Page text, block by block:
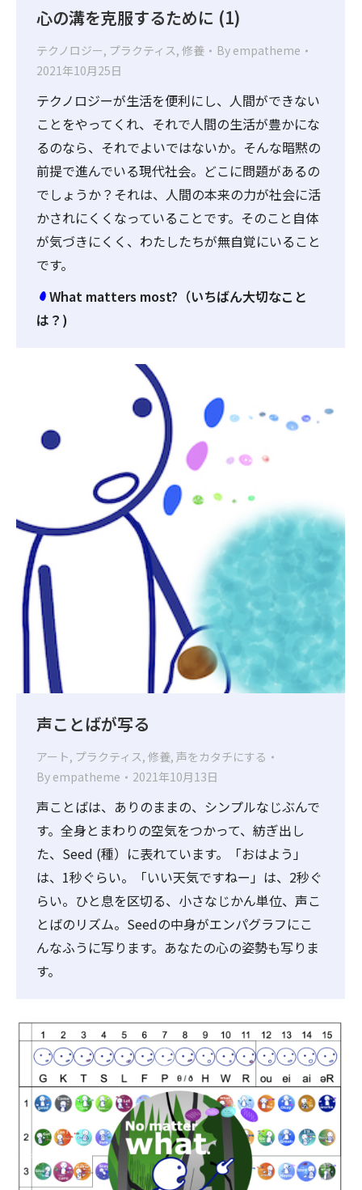
心の溝を克服するために (1)
テクノロジー, プラクティス, 修養 By empatheme
2021年10月25日
テクノロジーが生活を便利にし、人間ができない
ことをやってくれ、それで人間の生活が豊かにな
るのなら、それでよいではないか。そんな暗黙の
前提で進んでいる現代社会。どこに問題があるの
でしょうか？それは、人間の本来の力が社会に活
かされにくくなっていることです。そのこと自体
が気づきにくく、わたしたちが無自覚にいること
です。
What matters most?（いちばん大切なこと
は？)
声ことばが写る
アート, プラクティス, 修養, 声をカタチにする
By empatheme 2021年10月13日
声ことばは、ありのままの、シンプルなじぶんで
す。全身とまわりの空気をつかって、紡ぎ出し
た、Seed (種）に表れています。「おはよう」
は、1秒ぐらい。「いい天気ですねー」は、2秒ぐ
らい。ひと息を区切る、小さなじかん単位、声こ
とばのリズム。Seedの中身がエンパグラフにこ
んなふうに写ります。あなたの心の姿勢も写りま
す。